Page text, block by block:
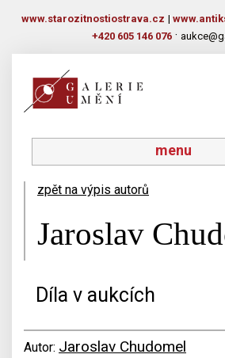
www.starozitnostiostrava.cz |
+420 605 146 076 ·
menu
zpět na výpis autorů
Jaroslav
Díla v aukcích
Autor: Jaroslav Chudomel